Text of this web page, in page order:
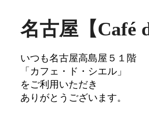
名古屋【Café
いつも名古屋高島屋５１階
「カフェ・ド・シエル」
をご利用いただき
ありがとうございます。